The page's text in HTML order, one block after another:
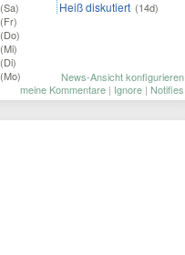
(Sa)
(Fr)
(Do)
(Mi)
(Di)
(Mo)
Heiß diskutiert (14d)
News-Ansicht konfigurieren
meine Kommentare | Ignore | Notifies